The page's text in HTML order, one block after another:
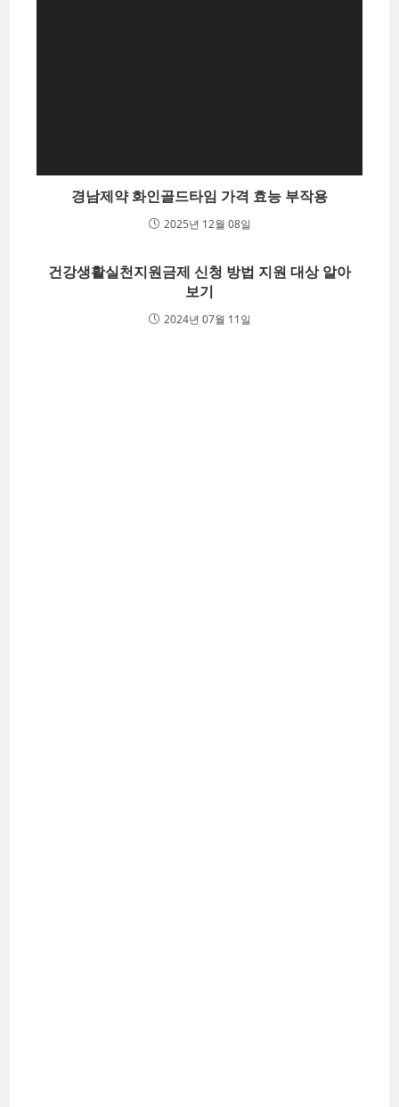
경남제약 화인골드타임 가격 효능 부작용
2025년 12월 08일
건강생활실천지원금제 신청 방법 지원 대상 알아
보기
2024년 07월 11일